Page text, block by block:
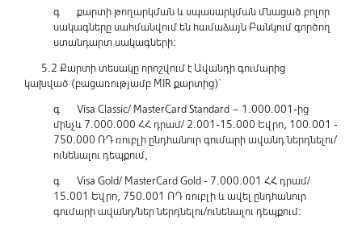
գ քարտի թողարկման և սպասարկման մնացած բոլոր
սակագները սահմանվում են համաձայն Բանկում գործող
ստանդարտ սակագների:
5.2 Քարտի տեսակը որոշվում է Ավանդի գումարից
կախված (բացառությամբ MIR քարտից)`
գ Visa Classic/ MasterCard Standard – 1.000.001-ից
մինչև 7.000.000 ՀՀ դրամ/ 2.001-15.000 Եվրո, 100.001 -
750.000 ՌԴ ռուբլի ընդհանուր գումարի ավանդ ներդնելու/
ունենալու դեպքում,
գ Visa Gold/ MasterCard Gold - 7.000.001 ՀՀ դրամ/
15.001 Եվրո, 750.001 ՌԴ ռուբլի և ավել ընդհանուր
գումարի ավանդ/ներ ներդնելու/ունենալու դեպքում: